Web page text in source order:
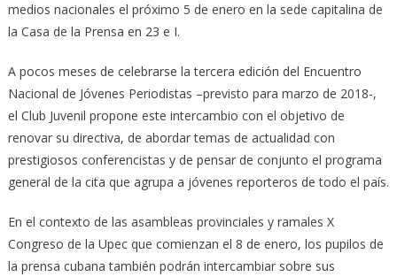
medios nacionales el próximo 5 de enero en la sede capitalina de
la Casa de la Prensa en 23 e I.
A pocos meses de celebrarse la tercera edición del Encuentro
Nacional de Jóvenes Periodistas –previsto para marzo de 2018-,
el Club Juvenil propone este intercambio con el objetivo de
renovar su directiva, de abordar temas de actualidad con
prestigiosos conferencistas y de pensar de conjunto el programa
general de la cita que agrupa a jóvenes reporteros de todo el país.
En el contexto de las asambleas provinciales y ramales X
Congreso de la Upec que comienzan el 8 de enero, los pupilos de
la prensa cubana también podrán intercambiar sobre sus